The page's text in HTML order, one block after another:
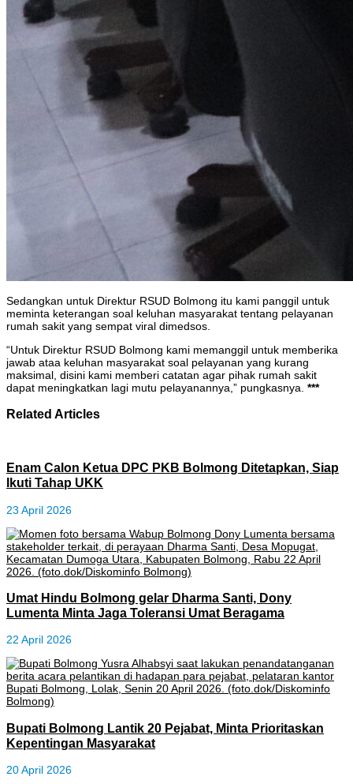
Sedangkan untuk Direktur RSUD Bolmong itu kami panggil untuk
meminta keterangan soal keluhan masyarakat tentang pelayanan
rumah sakit yang sempat viral dimedsos.
“Untuk Direktur RSUD Bolmong kami memanggil untuk memberika
jawab ataa keluhan masyarakat soal pelayanan yang kurang
maksimal, disini kami memberi catatan agar pihak rumah sakit
dapat meningkatkan lagi mutu pelayanannya,” pungkasnya. ***
Related Articles
Enam Calon Ketua DPC PKB Bolmong Ditetapkan, Siap
Ikuti Tahap UKK
23 April 2026
Umat Hindu Bolmong gelar Dharma Santi, Dony
Lumenta Minta Jaga Toleransi Umat Beragama
22 April 2026
Bupati Bolmong Lantik 20 Pejabat, Minta Prioritaskan
Kepentingan Masyarakat
20 April 2026